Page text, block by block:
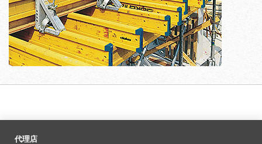
代理店